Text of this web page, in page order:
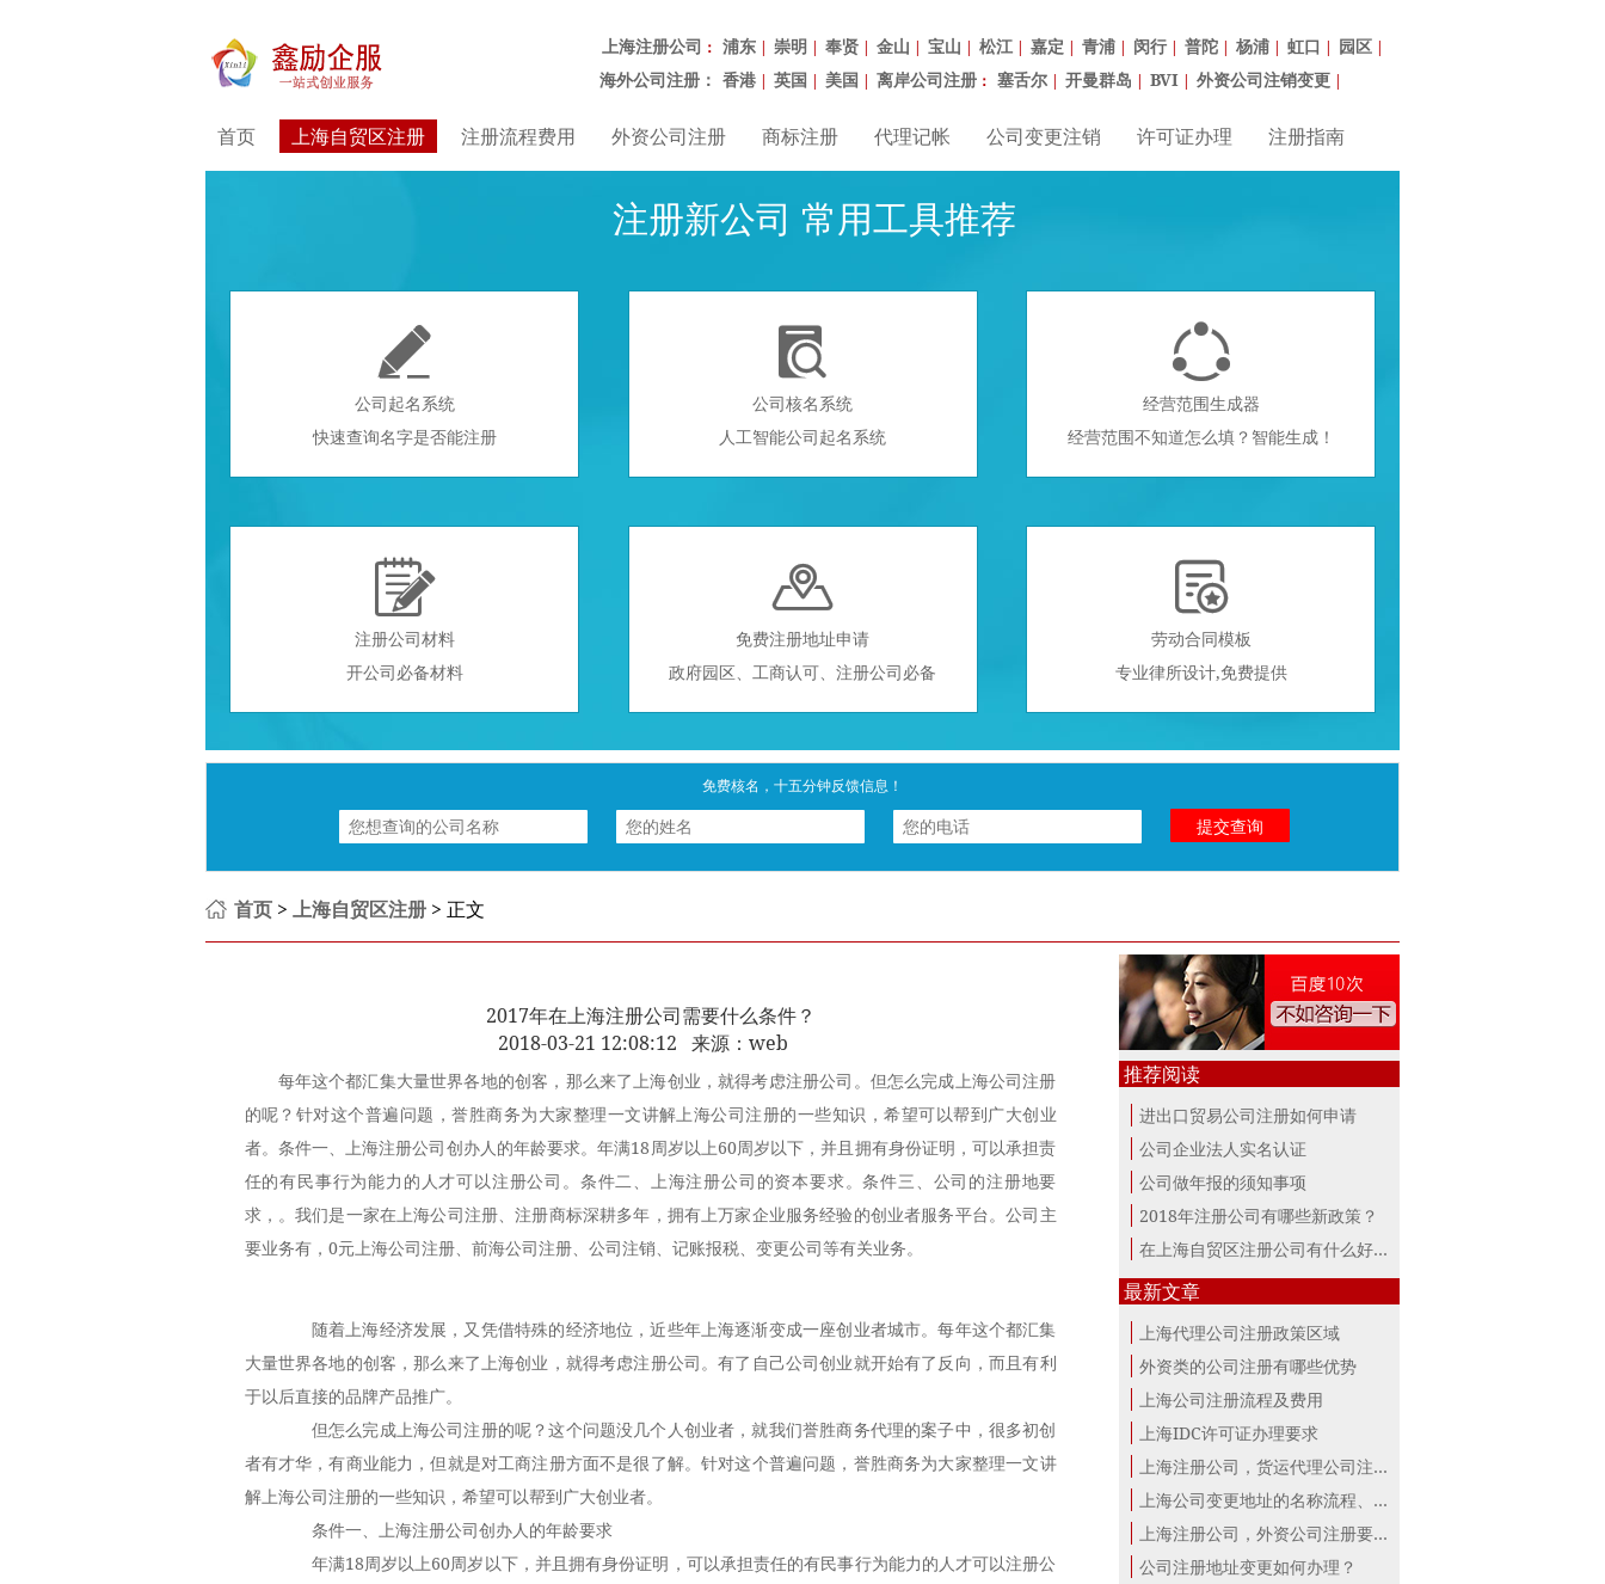
上海注册公司 ： 浦东 | 崇明 | 奉贤 | 金山 | 宝山 | 松江 | 嘉定 | 青浦 | 闵行 | 普陀 | 杨浦 | 虹口 | 园区 |
海外公司注册： 香港 | 英国 | 美国 | 离岸公司注册 ： 塞舌尔 | 开曼群岛 | BVI | 外资公司注销变更 |
首页 上海自贸区注册 注册流程费用 外资公司注册 商标注册 代理记帐 公司变更注销 许可证办理 注册指南
注册新公司 常用工具推荐

公司起名系统
快速查询名字是否能注册

公司核名系统
人工智能公司起名系统

经营范围生成器
经营范围不知道怎么填？智能生成！

注册公司材料
开公司必备材料

免费注册地址申请
政府园区、工商认可、注册公司必备

劳动合同模板
专业律所设计,免费提供
免费核名，十五分钟反馈信息！
首页 > 上海自贸区注册 > 正文
2017年在上海注册公司需要什么条件？
2018-03-21 12:08:12 来源：web
每年这个都汇集大量世界各地的创客，那么来了上海创业，就得考虑注册公司。但怎么完成上海公司注册
的呢？针对这个普遍问题，誉胜商务为大家整理一文讲解上海公司注册的一些知识，希望可以帮到广大创业
者。条件一、上海注册公司创办人的年龄要求。年满18周岁以上60周岁以下，并且拥有身份证明，可以承担责
任的有民事行为能力的人才可以注册公司。条件二、上海注册公司的资本要求。条件三、公司的注册地要
求，。我们是一家在上海公司注册、注册商标深耕多年，拥有上万家企业服务经验的创业者服务平台。公司主
要业务有，0元上海公司注册、前海公司注册、公司注销、记账报税、变更公司等有关业务。
随着上海经济发展，又凭借特殊的经济地位，近些年上海逐渐变成一座创业者城市。每年这个都汇集
大量世界各地的创客，那么来了上海创业，就得考虑注册公司。有了自己公司创业就开始有了反向，而且有利
于以后直接的品牌产品推广。
但怎么完成上海公司注册的呢？这个问题没几个人创业者，就我们誉胜商务代理的案子中，很多初创
者有才华，有商业能力，但就是对工商注册方面不是很了解。针对这个普遍问题，誉胜商务为大家整理一文讲
解上海公司注册的一些知识，希望可以帮到广大创业者。
条件一、上海注册公司创办人的年龄要求
年满18周岁以上60周岁以下，并且拥有身份证明，可以承担责任的有民事行为能力的人才可以注册公
推荐阅读
进出口贸易公司注册如何申请
公司企业法人实名认证
公司做年报的须知事项
2018年注册公司有哪些新政策？
在上海自贸区注册公司有什么好处？
最新文章
上海代理公司注册政策区域
外资类的公司注册有哪些优势
上海公司注册流程及费用
上海IDC许可证办理要求
上海注册公司，货运代理公司注册条件！
上海公司变更地址的名称流程、材料、...
上海注册公司，外资公司注册要点！
公司注册地址变更如何办理？